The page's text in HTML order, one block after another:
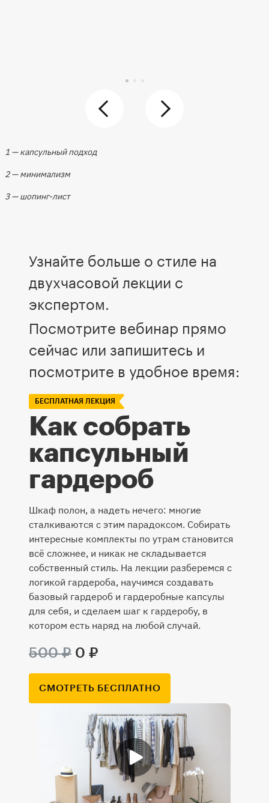
1 — капсульный подход
2 — минимализм
3 — шопинг-лист
Узнайте больше о стиле на
двухчасовой лекции с
экспертом.
Посмотрите вебинар прямо
сейчас или запишитесь и
посмотрите в удобное время:
БЕСПЛАТНАЯ ЛЕКЦИЯ
Как собрать
капсульный
гардероб
Шкаф полон, а надеть нечего: многие
сталкиваются с этим парадоксом. Собирать
интересные комплекты по утрам становится
всё сложнее, и никак не складывается
собственный стиль. На лекции разберемся с
логикой гардероба, научимся создавать
базовый гардероб и гардеробные капсулы
для себя, и сделаем шаг к гардеробу, в
котором есть наряд на любой случай.
500 ₽ 0 ₽
СМОТРЕТЬ БЕСПЛАТНО